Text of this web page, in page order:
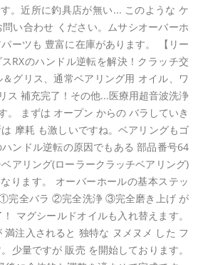
。近所に釣具店が無い... このような ケ
い合わせ ください。ムサシオーバーホ
ーツも 豊富に在庫があります。 【リー
RXのハンドル逆転を解決！クラッチ交
グリス、通常ベアリング用 オイル、ワ
ス 補充完了！その他...医療用超音波洗浄
。 まずは オープン からの バラしていき
摩耗 も激しいですね。ベアリングもゴ
ンドル逆転の原因でもある 部品番号64
アリング(ローラークラッチベアリング)
ります。 オーバーホールの基本ステッ
完全バラ ②完全洗浄 ③完全磨き上げ が
マグシールドオイルも入れ替えます。
満注入されると 独特な ヌメヌメ した フ
少量ですが 販売 を開始しております。